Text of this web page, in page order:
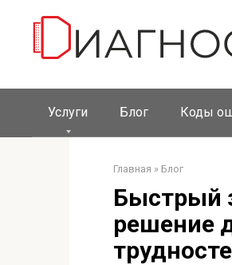
контенту
Услуги Блог Коды
Главная » Блог
Быстрый
решение